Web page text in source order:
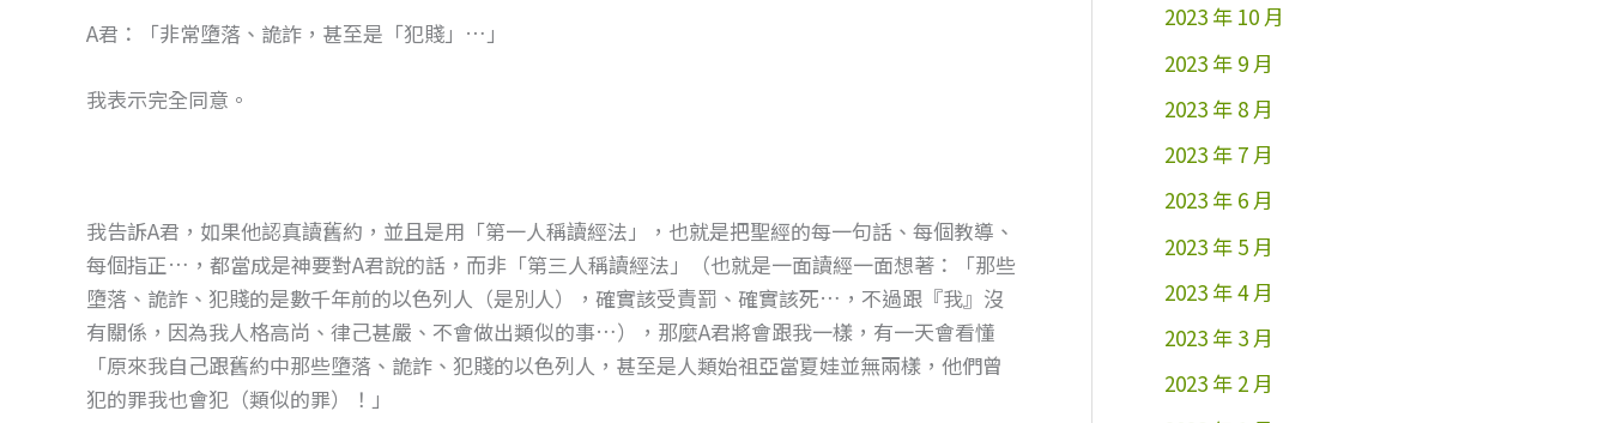
A君：「非常墮落、詭詐，甚至是「犯賤」…」
我表示完全同意。
我告訴A君，如果他認真讀舊約，並且是用「第一人稱讀經法」，也就是把聖經的每一句話、每個教導、
每個指正…，都當成是神要對A君說的話，而非「第三人稱讀經法」（也就是一面讀經一面想著：「那些
墮落、詭詐、犯賤的是數千年前的以色列人（是別人），確實該受責罰、確實該死…，不過跟『我』沒
有關係，因為我人格高尚、律己甚嚴、不會做出類似的事…），那麼A君將會跟我一樣，有一天會看懂
「原來我自己跟舊約中那些墮落、詭詐、犯賤的以色列人，甚至是人類始祖亞當夏娃並無兩樣，他們曾
犯的罪我也會犯（類似的罪）！」
2023 年 10 月
2023 年 9 月
2023 年 8 月
2023 年 7 月
2023 年 6 月
2023 年 5 月
2023 年 4 月
2023 年 3 月
2023 年 2 月